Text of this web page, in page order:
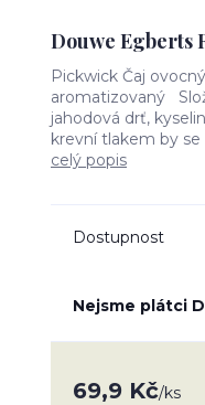
Douwe Egberts
Pickwick Čaj
aromatizovaný
jahodová drť,
krevní tlakem by
celý popis
Dostupnost
Nejsme plátci
69,9 Kč/ks